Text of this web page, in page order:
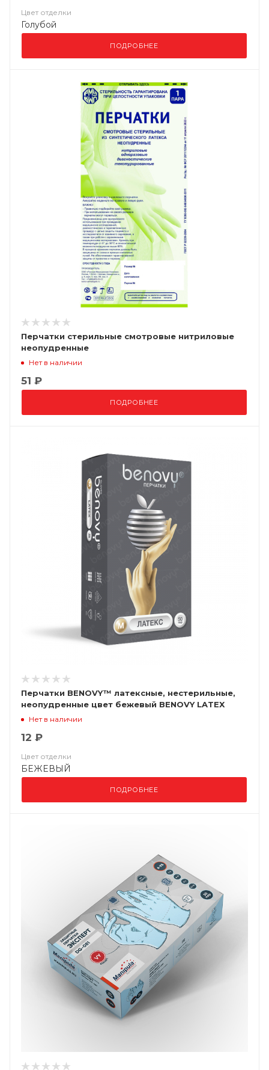
Цвет отделки
Голубой
ПОДРОБНЕЕ
Перчатки стерильные смотровые нитриловые
неопудренные
Нет в наличии
51 ₽
ПОДРОБНЕЕ
Перчатки BENOVY™ латексные, нестерильные,
неопудренные цвет бежевый BENOVY LATEX
CHLORINATED
Нет в наличии
12 ₽
Цвет отделки
БЕЖЕВЫЙ
ПОДРОБНЕЕ